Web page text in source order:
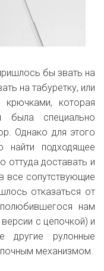
бы звать на
на табуретку, или
крючками, которая
специально
Однако для этого
найти подходящее
оттуда доставать и
все сопутствующие
отказаться от
нам
с цепочкой) и
другие рулонные
механизмом.